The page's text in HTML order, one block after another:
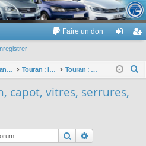
du Volkswagen Touran
Faire un don
ne nr
Le touran dans ses versions I (V1 V2 V3) et II ... Touran : les équipements électriques et électroniques Touran : portes, hayon, capot, vitres, serrures, alarme, ...
capot, vitres, serrures,
Rechercher